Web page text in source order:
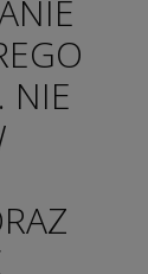
NIE